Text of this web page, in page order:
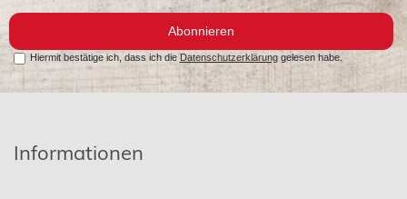
Abonnieren
Hiermit bestätige ich, dass ich die Datenschutzerklärunggelesen habe.
Informationen